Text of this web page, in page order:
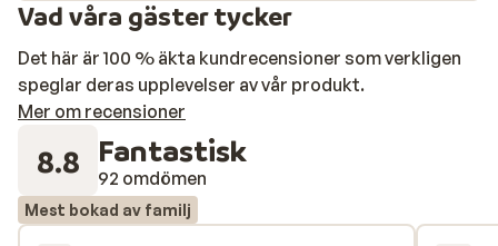
Vad våra gäster tycker
Det här är 100 % äkta kundrecensioner som verkligen
speglar deras upplevelser av vår produkt.
Mer om recensioner
8.8 Fantastisk
92 omdömen
Mest bokad av familj